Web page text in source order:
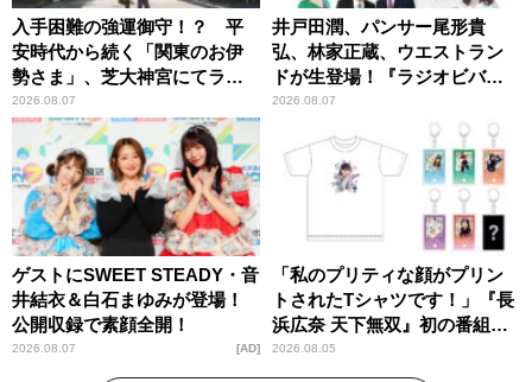
入手困難の強運御守！？ 平
安時代から続く「関東のお伊
勢さま」、芝大神宮にてラン
パンプスが合格祈願！
2026.08.07
井戸田潤、パンサー尾形貴
弘、林家正蔵、ウエストラン
ドが生登場！『ラジオビバリ
ー昼ズ』
2026.08.07
ゲストにSWEET STEADY・音
井結衣＆白石まゆみが登場！
公開収録で素顔全開！
2026.08.07 AD
「私のプリティな顔がプリン
トされたTシャツです！」『長
浜広奈 天下無双』初の番組グ
ッズ発売
2026.08.05